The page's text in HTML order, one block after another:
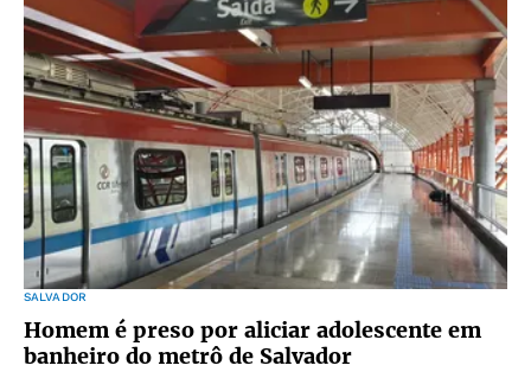
SALVADOR
Homem é preso por aliciar adolescente em
banheiro do metrô de Salvador